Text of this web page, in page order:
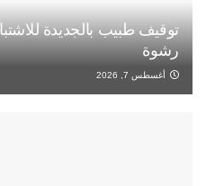
توقيف طبيب بالجديدة
رشوة
أغسطس 7, 2026